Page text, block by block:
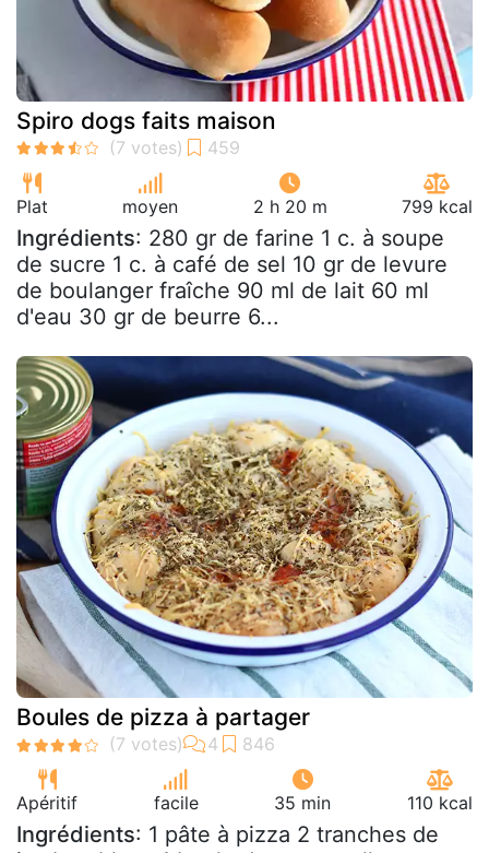
Spiro dogs faits maison
Plat moyen 2 h 20 m 799 kcal
Ingrédients: 280 gr de farine 1 c. à soupe
de sucre 1 c. à café de sel 10 gr de levure
de boulanger fraîche 90 ml de lait 60 ml
d'eau 30 gr de beurre 6...
Boules de pizza à partager
Apéritif facile 35 min 110 kcal
Ingrédients: 1 pâte à pizza 2 tranches de